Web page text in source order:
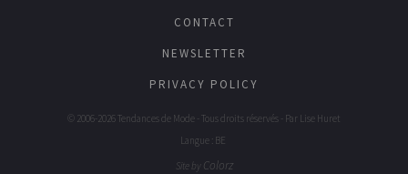
CONTACT
NEWSLETTER
PRIVACY POLICY
© 2006-2026 Tendances de Mode - Tous droits réservés - Par Lise Huret
Langue : BE
Site by Colorz